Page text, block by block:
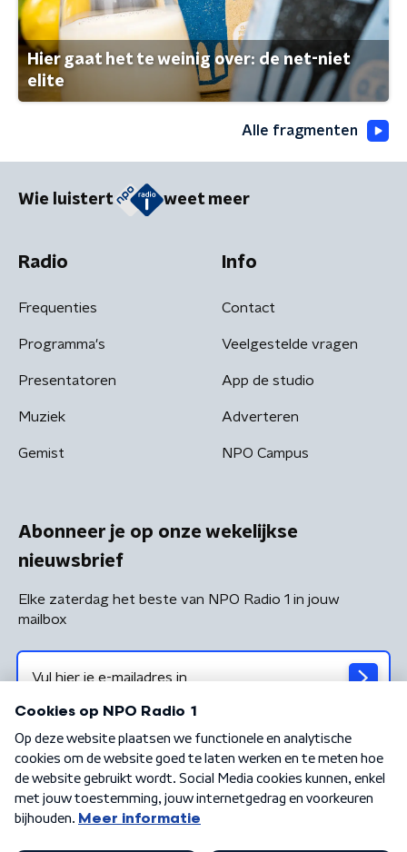
Hier gaat het te weinig over: de net-niet
elite
Alle fragmenten
Wie luistert weet meer
Radio
Frequenties
Programma's
Presentatoren
Muziek
Gemist
Info
Contact
Veelgestelde vragen
App de studio
Adverteren
NPO Campus
Abonneer je op onze wekelijkse
nieuwsbrief
Elke zaterdag het beste van NPO Radio 1 in jouw
mailbox
Algemene voorwaarden Privacybeleid